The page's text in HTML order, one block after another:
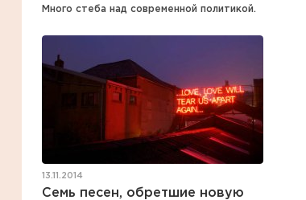
Много стеба над современной политикой.
13.11.2014
Семь песен, обретшие новую